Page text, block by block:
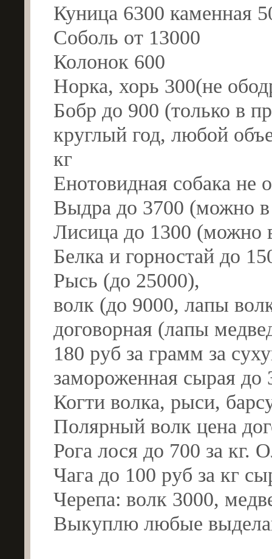
Куница 6300 каменная
Соболь от 13000
Колонок 600
Норка, хорь 300(не
Бобр до 900 (только в
круглый год, любой
кг
Енотовидная собака не
Выдра до 3700 (можно
Лисица до 1300 (можно
Белка и горностай до
Рысь (до 25000),
волк (до 9000, лапы
договорная (лапы
180 руб за грамм за
замороженная сырая до
Когти волка, рыси,
Полярный волк цена
Рога лося до 700 за кг.
Чага до 100 руб за кг
Черепа: волк 3000,
Выкуплю любые